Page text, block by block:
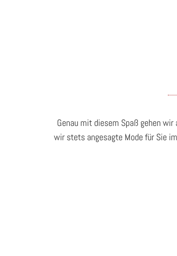
Genau mit diesem Spaß gehen
wir stets angesagte Mode für Sie